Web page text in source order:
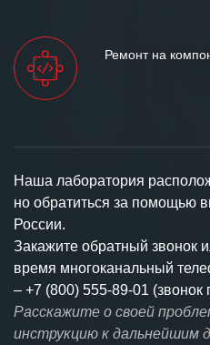
Ремонт на
Наша лаборатория
но обратиться за помощью
России.
Закажите обратный звонок
время многоканальный
– +7 (800) 555-89-01
Расскажите о своей
инструкцию к дальнейшим